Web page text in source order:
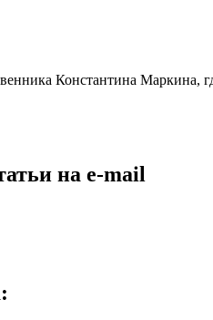
Константина Маркина,
на e-mаil